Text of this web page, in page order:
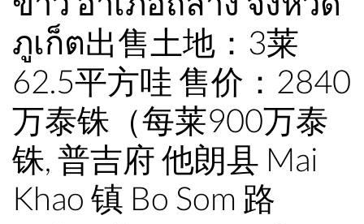
ภูเก็ต出售土地：3莱
62.5平方哇 售价：2840
万泰铢（每莱900万泰
铢, 普吉府 他朗县 Mai
Khao 镇 Bo Som 路